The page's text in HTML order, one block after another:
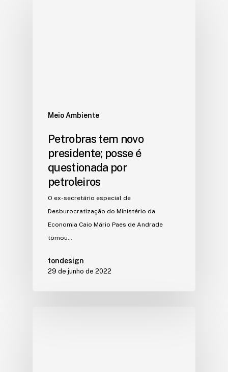
Meio Ambiente
Petrobras tem novo
presidente; posse é
questionada por
petroleiros
O ex-secretário especial de
Desburocratização do Ministério da
Economia Caio Mário Paes de Andrade
tomou…
tondesign
29 de junho de 2022